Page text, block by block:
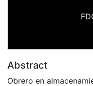
Abstract
Obrero en